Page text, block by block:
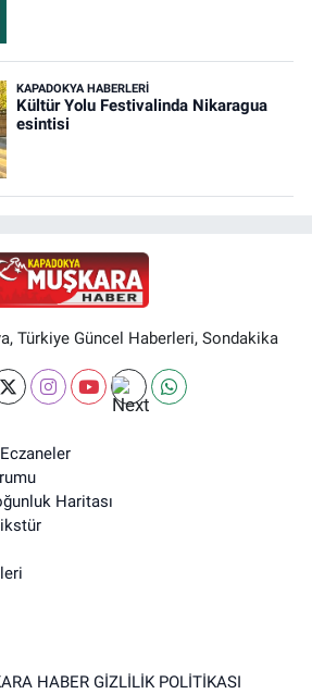
KAPADOKYA HABERLERI
Kültür Yolu Festivalinda Nikaragua
esintisi
Türkiye Güncel Haberleri, Sondakika
Haritası
HABER GİZLİLİK POLİTİKASI